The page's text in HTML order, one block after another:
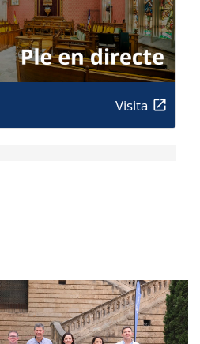
Visita